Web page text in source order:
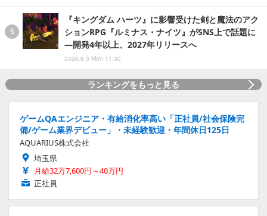
『キングダム ハーツ』に影響受けた剣と魔法のアク
ションRPG『ルミナス・ナイツ』がSNS上で話題に
―開発4年以上、2027年リリースへ
2026.8.3 Mon 11:30
ランキングをもっと見る
ゲームQAエンジニア・有給消化率高い「正社員/社会保険完
備/ゲーム業界デビュー」・未経験歓迎・年間休日125日
AQUARIUS株式会社
埼玉県
月給32万7,600円～40万円
正社員